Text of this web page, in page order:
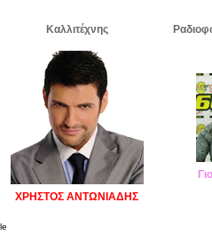
Καλλιτέχνης
ΧΡΗΣΤΟΣ ΑΝΤΩΝΙΑΔΗΣ